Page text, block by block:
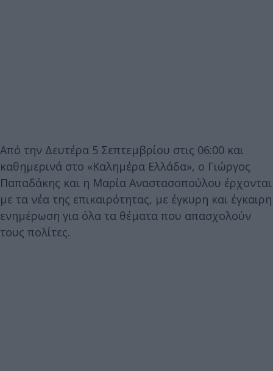
Από την Δευτέρα 5 Σεπτεμβρίου στις 06:00 και
καθημερινά στο «Καλημέρα Ελλάδα», ο Γιώργος
Παπαδάκης και η Μαρία Αναστασοπούλου έρχονται
με τα νέα της επικαιρότητας, με έγκυρη και έγκαιρη
ενημέρωση για όλα τα θέματα που απασχολούν
τους πολίτες.